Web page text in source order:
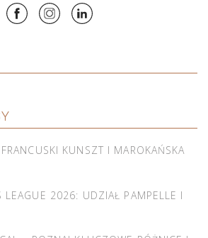
KUNSZT I MAROKAŃSKA
LEAGUE 2026: UDZIAŁ PAMPELLE I